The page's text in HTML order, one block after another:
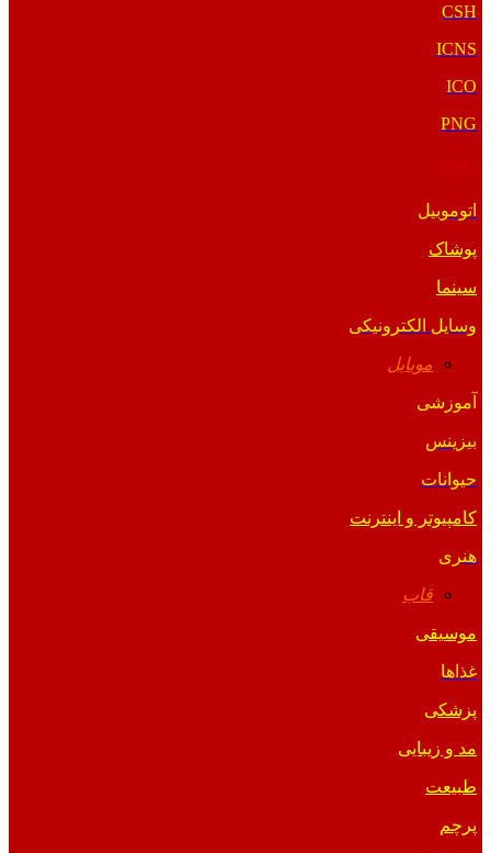
CSH
ICNS
ICO
PNG
اتوموبیل
پوشاک
سینما
وسایل الکترونیکی
موبایل
آموزشی
بیزینس
حیوانات
کامپیوتر و اینترنت
هنری
قاب
موسیقی
غذاها
پزشکی
مد و زیبایی
طبیعت
پرچم